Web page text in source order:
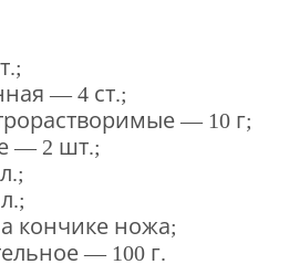
— 4 ст.;
— 10 г;
— 2 шт.;
кончике ножа;
— 100 г.